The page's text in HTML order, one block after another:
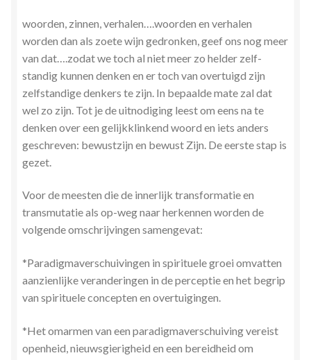
woorden, zinnen, verhalen….woorden en verhalen
worden dan als zoete wijn gedronken, geef ons nog meer
van dat….zodat we toch al niet meer zo helder zelf-
standig kunnen denken en er toch van overtuigd zijn
zelfstandige denkers te zijn. In bepaalde mate zal dat
wel zo zijn. Tot je de uitnodiging leest om eens na te
denken over een gelijkklinkend woord en iets anders
geschreven: bewustzijn en bewust Zijn. De eerste stap is
gezet.
Voor de meesten die de innerlijk transformatie en
transmutatie als op-weg naar herkennen worden de
volgende omschrijvingen samengevat:
*Paradigmaverschuivingen in spirituele groei omvatten
aanzienlijke veranderingen in de perceptie en het begrip
van spirituele concepten en overtuigingen.
*Het omarmen van een paradigmaverschuiving vereist
openheid, nieuwsgierigheid en een bereidheid om